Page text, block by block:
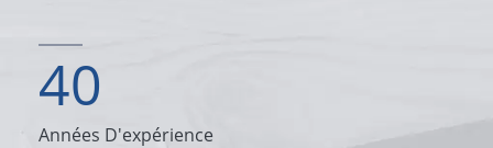
40
Années D'expérience